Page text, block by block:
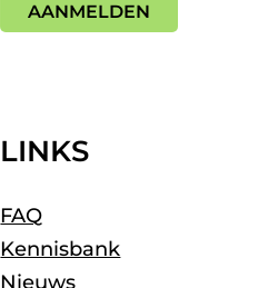
AANMELDEN
LINKS
FAQ
Kennisbank
Nieuws